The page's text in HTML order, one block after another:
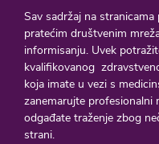
Sav sadržaj na
pratećim društvenim
informisanju. Uvek
kvalifikovanog
koja imate u vezi s
zanemarujte profesionalni
odgađate traženje zbog
strani.